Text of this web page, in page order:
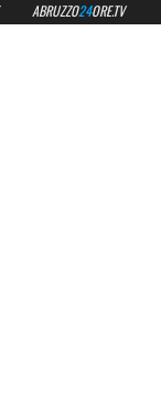
ABRUZZO24ORE.TV